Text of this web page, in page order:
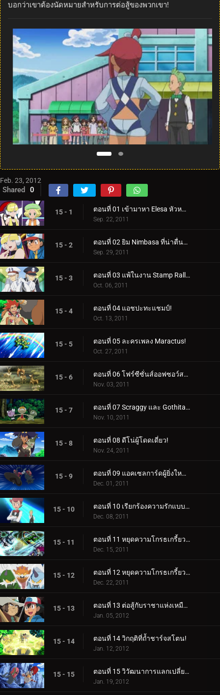
บอกว่าเขาต้องนัดหมายสำหรับการต่อสู้ของพวกเขา!
Feb. 23, 2012
Shared 0
15 - 1 ตอนที่ 01 เข้ามาหา Elesa หัวหน้ายิมที่มีพลังไฟฟ้า!
Sep. 22, 2011
15 - 2 ตอนที่ 02 ยิม Nimbasa ที่น่าตื่นตาตื่นใจ!
Sep. 29, 2011
15 - 3 ตอนที่ 03 แพ้ในงาน Stamp Rally!
Oct. 06, 2011
15 - 4 ตอนที่ 04 แอชปะทะแชมป์!
Oct. 13, 2011
15 - 5 ตอนที่ 05 ละครเพลง Maractus!
Oct. 27, 2011
15 - 6 ตอนที่ 06 โฟร์ซีซั่นส์ออฟซอว์สบัค!
Nov. 03, 2011
15 - 7 ตอนที่ 07 Scraggy และ Gothita ผู้เรียกร้อง!
Nov. 10, 2011
15 - 8 ตอนที่ 08 ดีโน่ผู้โดดเดี่ยว!
Nov. 24, 2011
15 - 9 ตอนที่ 09 แอคเซลการ์ดผู้ยิ่งใหญ่เข้าช่วยเหลือ!
Dec. 01, 2011
15 - 10 ตอนที่ 10 เรียกร้องความรักแบบพี่น้อง!
Dec. 08, 2011
15 - 11 ตอนที่ 11 หยุดความโกรธเกรี้ยวแห่งตำนาน! (1)
Dec. 15, 2011
15 - 12 ตอนที่ 12 หยุดความโกรธเกรี้ยวแห่งตำนาน! (2)
Dec. 22, 2011
15 - 13 ตอนที่ 13 ต่อสู้กับราชาแห่งเหมือง!
Jan. 05, 2012
15 - 14 ตอนที่ 14 วิกฤติที่ถ้ำชาร์จสโตน!
Jan. 12, 2012
15 - 15 ตอนที่ 15 วิวัฒนาการแลกเปลี่ยนความตื่นเต้น!
Jan. 19, 2012